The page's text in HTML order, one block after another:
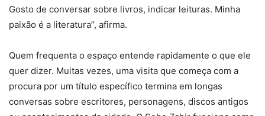
Gosto de conversar sobre livros, indicar leituras. Minha
paixão é a literatura”, afirma.
Quem frequenta o espaço entende rapidamente o que ele
quer dizer. Muitas vezes, uma visita que começa com a
procura por um título específico termina em longas
conversas sobre escritores, personagens, discos antigos